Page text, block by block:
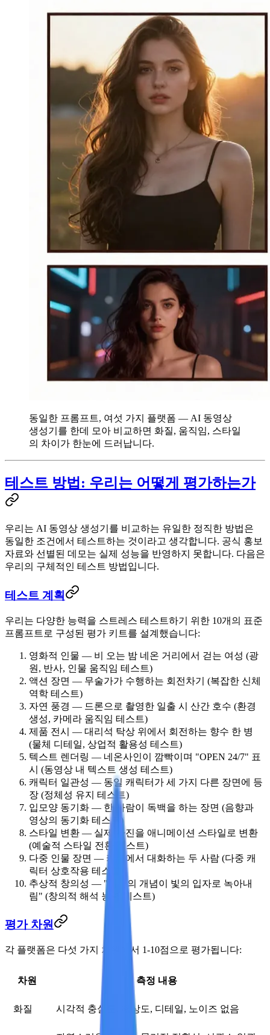
동일한 프롬프트, 여섯 가지 플랫폼 — AI 동영상
생성기를 한데 모아 비교하면 화질, 움직임, 스타일
의 차이가 한눈에 드러납니다.
테스트 방법: 우리는 어떻게 평가하는가
우리는 AI 동영상 생성기를 비교하는 유일한 정직한 방법은
동일한 조건에서 테스트하는 것이라고 생각합니다. 공식 홍보
자료와 선별된 데모는 실제 성능을 반영하지 못합니다. 다음은
우리의 구체적인 테스트 방법입니다.
테스트 계획
우리는 다양한 능력을 스트레스 테스트하기 위한 10개의 표준
프롬프트 로 구성된 평가 키트를 설계했습니다:
영화적 인물 — 비 오는 밤 네온 거리에서 걷는 여성 (광
원, 반사, 인물 움직임 테스트)
액션 장면 — 무술가가 수행하는 회전차기 (복잡한 신체
역학 테스트)
자연 풍경 — 드론으로 촬영한 일출 시 산간 호수 (환경
생성, 카메라 움직임 테스트)
제품 전시 — 대리석 탁상 위에서 회전하는 향수 한 병
(물체 디테일, 상업적 활용성 테스트)
텍스트 렌더링 — 네온사인이 깜빡이며 "OPEN 24/7" 표
시 (동영상 내 텍스트 생성 테스트)
캐릭터 일관성 — 동일 캐릭터가 세 가지 다른 장면에 등
장 (정체성 유지 테스트)
입모양 동기화 — 한 사람이 독백을 하는 장면 (음향과
영상의 동기화 테스트)
스타일 변환 — 실제 사진을 애니메이션 스타일로 변환
(예술적 스타일 전환 테스트)
다중 인물 장면 — 카페에서 대화하는 두 사람 (다중 캐
릭터 상호작용 테스트)
추상적 창의성 — "시간의 개념이 빛의 입자로 녹아내
림" (창의적 해석 능력 테스트)
평가 차원
각 플랫폼은 다섯 가지 차원에서 1-10점으로 평가됩니다:
차원 측정 내용
화질 시각적 충실도, 해상도, 디테일, 노이즈 없음